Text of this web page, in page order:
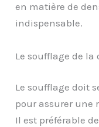
en matière de
indispensable.
Le soufflage de
Le soufflage doit
pour assurer une
Il est préférable